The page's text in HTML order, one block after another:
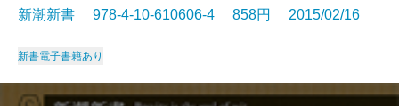
新潮新書 978-4-10-610606-4 858円 2015/02/16
新書電子書籍あり